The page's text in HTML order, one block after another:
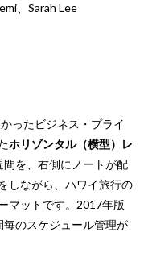
、Sarah Lee
ったビジネス・プライ
ホリゾンタル（横型）レ
を、右側にノートが配
しながら、ハワイ旅行の
マットです。2017年版
のスケジュール管理が